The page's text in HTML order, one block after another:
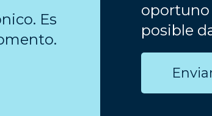
Es
oportuno
posible